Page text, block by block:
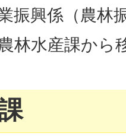
振興係（農林
林水産課から